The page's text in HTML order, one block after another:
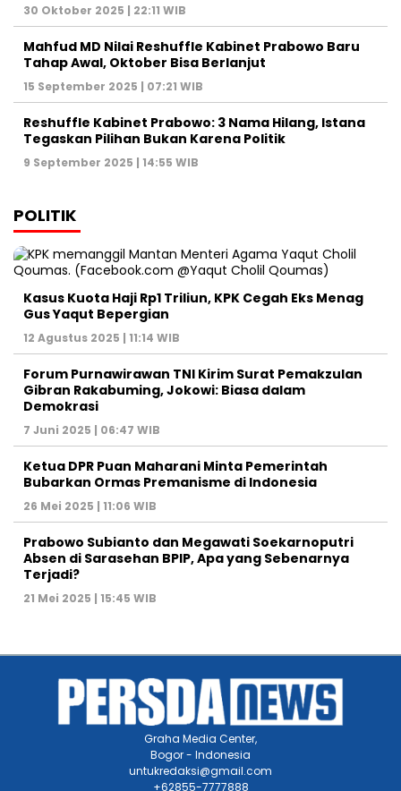
Graha Media Center,
Bogor - Indonesia
untukredaksi@gmail.com
+62855-7777888
Jakarta Banten Jawa Barat
HOME HISTORI MEDIA
TIM REDAKSI
KODE ETIK
PEDOMAN MEDIA
HAK JAWAB
KONTAK IKLAN
PERSDA NEWS NETWORK @2023